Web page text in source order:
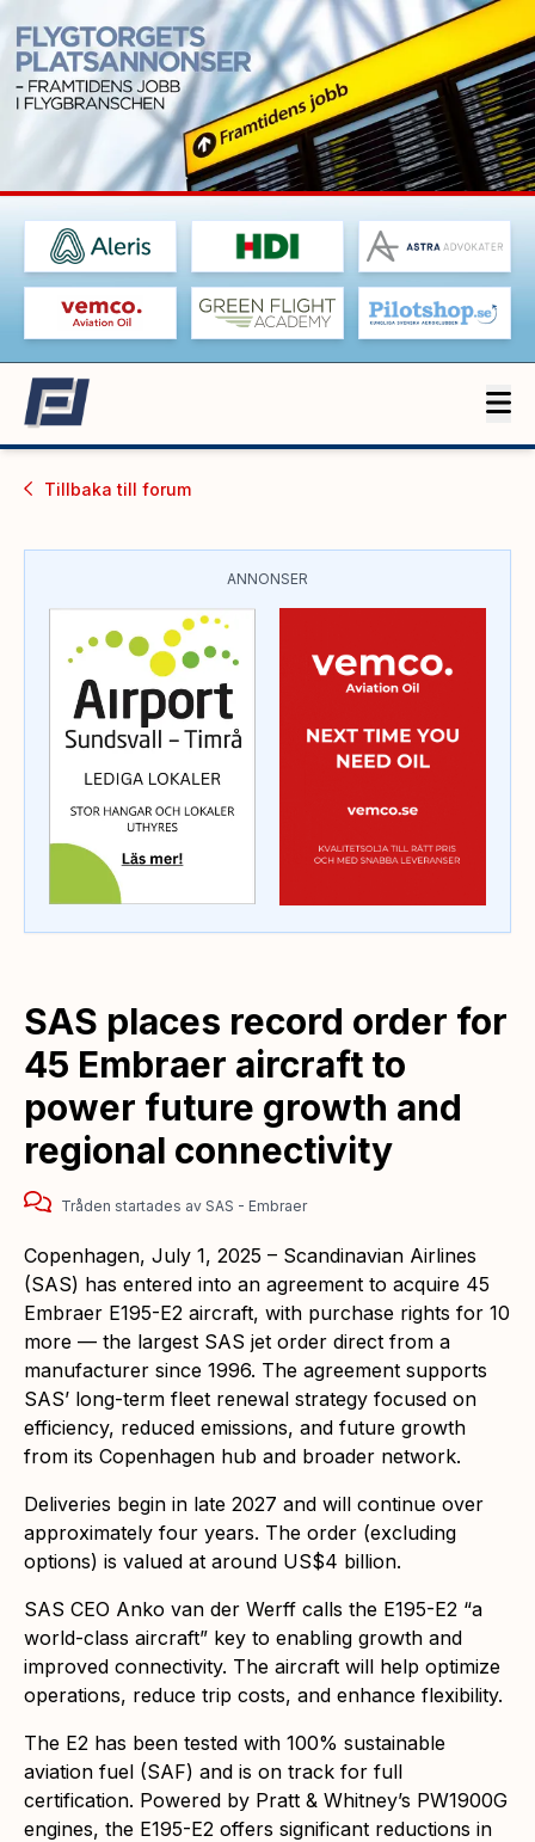
Tillbaka till forum
ANNONSER
SAS places record order for
45 Embraer aircraft to
power future growth and
regional connectivity
Tråden startades av SAS - Embraer
Copenhagen, July 1, 2025 – Scandinavian Airlines
(SAS) has entered into an agreement to acquire 45
Embraer E195-E2 aircraft, with purchase rights for 10
more — the largest SAS jet order direct from a
manufacturer since 1996. The agreement supports
SAS’ long-term fleet renewal strategy focused on
efficiency, reduced emissions, and future growth
from its Copenhagen hub and broader network.
Deliveries begin in late 2027 and will continue over
approximately four years. The order (excluding
options) is valued at around US$4 billion.
SAS CEO Anko van der Werff calls the E195-E2 “a
world-class aircraft” key to enabling growth and
improved connectivity. The aircraft will help optimize
operations, reduce trip costs, and enhance flexibility.
The E2 has been tested with 100% sustainable
aviation fuel (SAF) and is on track for full
certification. Powered by Pratt & Whitney’s PW1900G
engines, the E195-E2 offers significant reductions in